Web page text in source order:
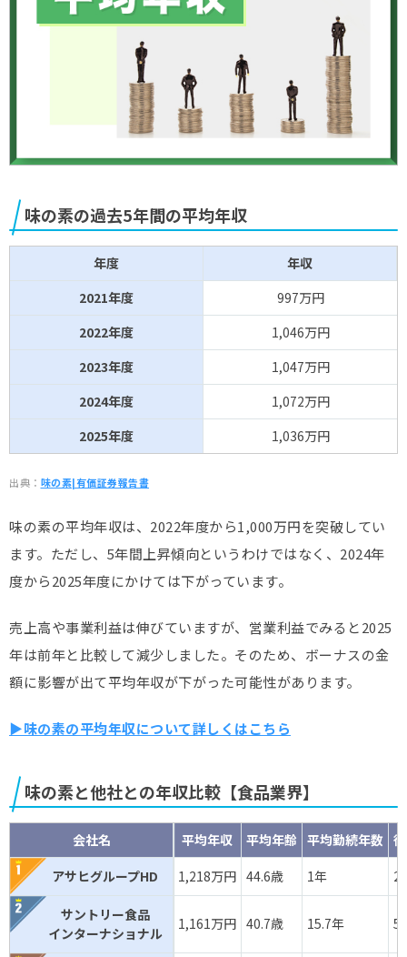
味の素の過去5年間の平均年収
年度
年収
2021年度
997万円
2022年度
1,046万円
2023年度
1,047万円
2024年度
1,072万円
2025年度
1,036万円
出典： 味の素|有価証券報告書
味の素の平均年収は、2022年度から1,000万円を突破してい
ます。ただし、5年間上昇傾向というわけではなく、2024年
度から2025年度にかけては下がっています。
売上高や事業利益は伸びていますが、営業利益でみると2025
年は前年と比較して減少しました。そのため、ボーナスの金
額に影響が出て平均年収が下がった可能性があります。
▶味の素の平均年収について詳しくはこちら
味の素と他社との年収比較【食品業界】
会社名 平均年収 平均年齢 平均勤続年数
アサヒグループHD
1,218万円 44.6歳 1年
サントリー食品
インターナショナル
1,161万円 40.7歳 15.7年